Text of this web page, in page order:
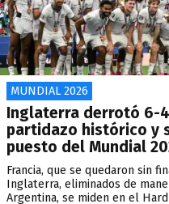
MUNDIAL 2026
Inglaterra derrotó 6-4
partidazo histórico y
puesto del Mundial
Francia, que se quedaron sin
Inglaterra, eliminados de
Argentina, se miden en el